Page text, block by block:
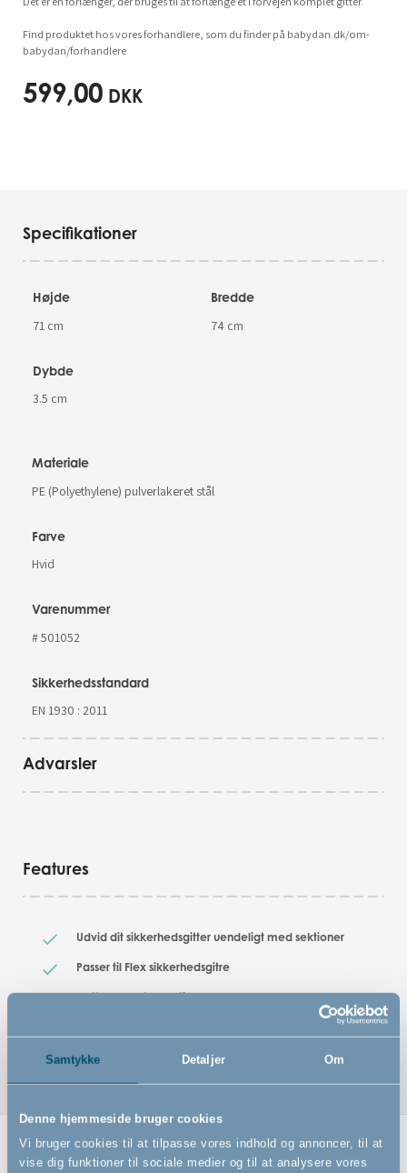
Samtykke Detaljer Om
Denne hjemmeside bruger cookies
Vi bruger cookies til at tilpasse vores indhold og annoncer, til at
vise dig funktioner til sociale medier og til at analysere vores
Find produktet hos vores forhandlere, som du finder på babydan.dk/om-
babydan/forhandlere
599,00 DKK
Specifikationer
Højde
71 cm
Bredde
74 cm
Dybde
3.5 cm
Materiale
PE (Polyethylene) pulverlakeret stål
Farve
Hvid
Varenummer
# 501052
Sikkerhedsstandard
EN 1930 : 2011
Advarsler
Features
Udvid dit sikkerhedsgitter uendeligt med sektioner
Passer til Flex sikkerhedsgitre
Dette er en stor sektion, som er 72 cm
Relaterede produkter